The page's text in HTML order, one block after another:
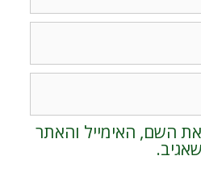
השם, האימייל והאתר